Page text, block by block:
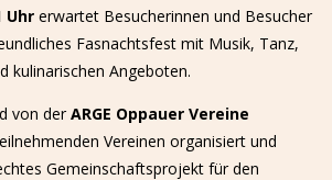
Uhr erwartet Besucherinnen und Besucher
Fasnachtsfest mit Musik, Tanz,
kulinarischen Angeboten.
von derARGE Oppauer Vereine
Vereinen organisiert und
Gemeinschaftsprojekt für den